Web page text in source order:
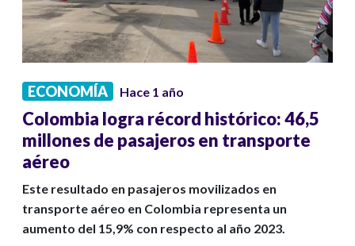
ECONOMÍA Hace 1 año
Colombia logra récord histórico: 46,5
millones de pasajeros en transporte
aéreo
Este resultado en pasajeros movilizados en
transporte aéreo en Colombia representa un
aumento del 15,9% con respecto al año 2023.